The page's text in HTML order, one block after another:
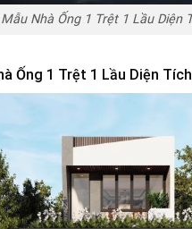
Nhà Ống 1 Trệt 1 Lầu Diện
Ống 1 Trệt 1 Lầu Diện